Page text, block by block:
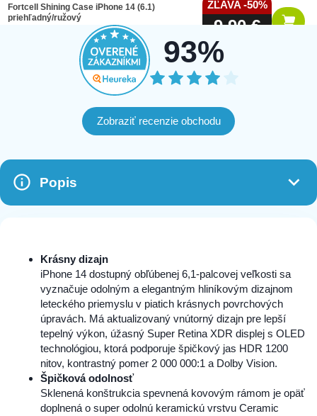
64 na sklade
Fortcell Shining Case iPhone 14 (6.1)
priehľadný/ružový
ZĽAVA -50%
9,90 €
93%
Zobraziť recenzie obchodu
Popis
Krásny dizajn
iPhone 14 dostupný obľúbenej 6,1-palcovej veľkosti sa
vyznačuje odolným a elegantným hliníkovým dizajnom
leteckého priemyslu v piatich krásnych povrchových
úpravách. Má aktualizovaný vnútorný dizajn pre lepší
tepelný výkon, úžasný Super Retina XDR displej s OLED
technológiou, ktorá podporuje špičkový jas HDR 1200
nitov, kontrastný pomer 2 000 000:1 a Dolby Vision.
Špičková odolnosť
Sklenená konštrukcia spevnená kovovým rámom je opäť
doplnená o super odolnú keramickú vrstvu Ceramic